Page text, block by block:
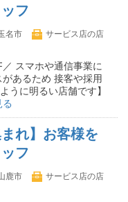
フ
名市
サービス店の店
スマホや通信事業に
あるため 接客や採用
うに明るい店舗です】
れ】お客様を
フ
鹿市
サービス店の店